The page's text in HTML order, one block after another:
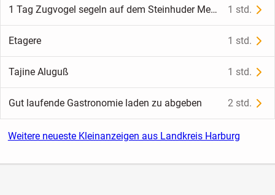
1 Tag Zugvogel segeln auf dem Steinhuder Meer - Mardorf - Bootsverleih Kielhorn / Steg N 21 1 std.
Etagere 1 std.
Tajine Aluguß 1 std.
Gut laufende Gastronomie laden zu abgeben 2 std.
Weitere neueste Kleinanzeigen aus Landkreis Harburg